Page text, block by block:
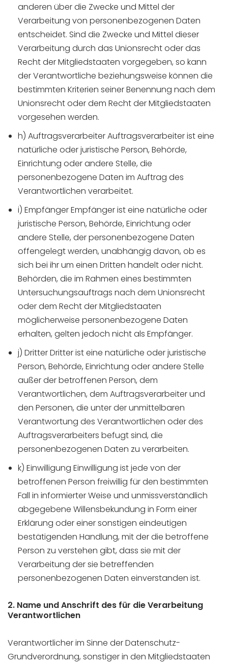
anderen über die Zwecke und Mittel der
Verarbeitung von personenbezogenen Daten
entscheidet. Sind die Zwecke und Mittel dieser
Verarbeitung durch das Unionsrecht oder das
Recht der Mitgliedstaaten vorgegeben, so kann
der Verantwortliche beziehungsweise können die
bestimmten Kriterien seiner Benennung nach dem
Unionsrecht oder dem Recht der Mitgliedstaaten
vorgesehen werden.
h) Auftragsverarbeiter Auftragsverarbeiter ist eine
natürliche oder juristische Person, Behörde,
Einrichtung oder andere Stelle, die
personenbezogene Daten im Auftrag des
Verantwortlichen verarbeitet.
i) Empfänger Empfänger ist eine natürliche oder
juristische Person, Behörde, Einrichtung oder
andere Stelle, der personenbezogene Daten
offengelegt werden, unabhängig davon, ob es
sich bei ihr um einen Dritten handelt oder nicht.
Behörden, die im Rahmen eines bestimmten
Untersuchungsauftrags nach dem Unionsrecht
oder dem Recht der Mitgliedstaaten
möglicherweise personenbezogene Daten
erhalten, gelten jedoch nicht als Empfänger.
j) Dritter Dritter ist eine natürliche oder juristische
Person, Behörde, Einrichtung oder andere Stelle
außer der betroffenen Person, dem
Verantwortlichen, dem Auftragsverarbeiter und
den Personen, die unter der unmittelbaren
Verantwortung des Verantwortlichen oder des
Auftragsverarbeiters befugt sind, die
personenbezogenen Daten zu verarbeiten.
k) Einwilligung Einwilligung ist jede von der
betroffenen Person freiwillig für den bestimmten
Fall in informierter Weise und unmissverständlich
abgegebene Willensbekundung in Form einer
Erklärung oder einer sonstigen eindeutigen
bestätigenden Handlung, mit der die betroffene
Person zu verstehen gibt, dass sie mit der
Verarbeitung der sie betreffenden
personenbezogenen Daten einverstanden ist.
2. Name und Anschrift des für die Verarbeitung
Verantwortlichen
Verantwortlicher im Sinne der Datenschutz-
Grundverordnung, sonstiger in den Mitgliedstaaten